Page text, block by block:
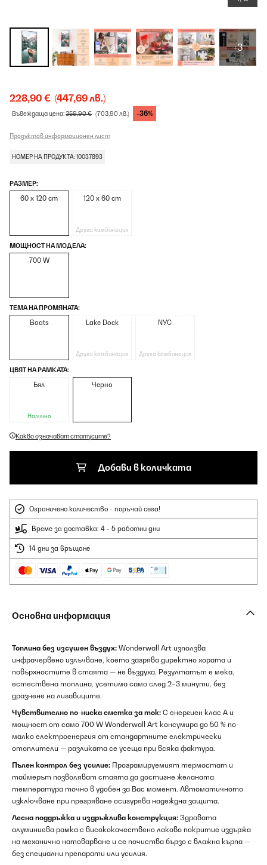
+3
228,90 € (447,69 лв.)
Въвеждаща цена:359,90 € (703,90 лв.) -36%
Продуктов информационен лист
НОМЕР НА ПРОДУКТА: 10037893
РАЗМЕР:
60 x 120 cm 120 x 60 cm
Друга комбинация
МОЩНОСТ НА МОДЕЛА:
700 W
ТЕМА НА ПРОМЯНАТА:
Boats Lake Dock
Друга комбинация
NYC
Друга комбинация
ЦВЯТ НА РАМКАТА:
Бял
Налично
Черно
Какво означават статусите?
Добави в количката
Ограничено количество - поръчай сега!
Време за доставка: 4 - 5 работни дни
14 дни за връщане
Основна информация
Топлина без изсушен въздух: Wonderwall Art използва
инфрачервено излъчване, което загрява директно хората и
повърхностите в стаята — не въздуха. Резултатът е мека,
естествена топлина, усетима само след 2–3 минути, без
дразнене на лигавиците.
Чувствително по-ниска сметка за ток: С енергиен клас A и
мощност от само 700 W Wonderwall Art консумира до 50 % по-
малко електроенергия от стандартните електрически
отоплители — разликата се усеща при всяка фактура.
Пълен контрол без усилие: Програмируемият термостат и
таймерът позволяват стаята да достигне желаната
температура точно в удобен за Вас момент. Автоматичното
изключване при прегряване осигурява надеждна защита.
Лесна поддръжка и издръжлива конструкция: Здравата
алуминиева рамка с висококачествено лаково покритие издържа
на механично натоварване и се почиства бързо с влажна кърпа —
без специални препарати или усилия.